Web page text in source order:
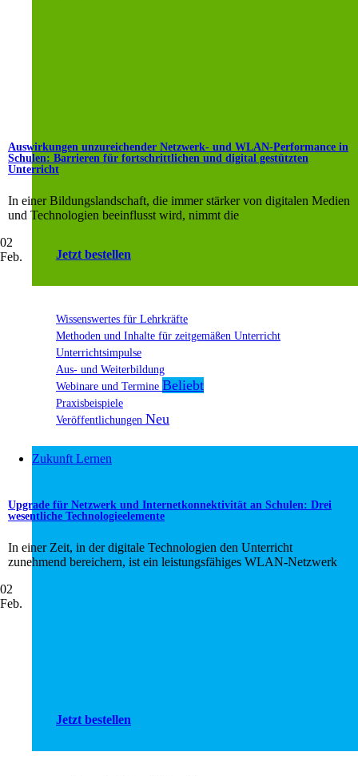
Jetzt bestellen
Wissenswertes für Lehrkräfte
Methoden und Inhalte für zeitgemäßen Unterricht
Unterrichtsimpulse
Aus- und Weiterbildung
Webinare und Termine
Praxisbeispiele
Veröffentlichungen
Zukunft Lernen
Jetzt bestellen
Auswirkungen unzureichender Netzwerk- und WLAN-Performance in
Schulen: Barrieren für fortschrittlichen und digital gestützten
Unterricht
In einer Bildungslandschaft, die immer stärker von digitalen Medien
und Technologien beeinflusst wird, nimmt die
02
Feb.
Upgrade für Netzwerk und Internetkonnektivität an Schulen: Drei
wesentliche Technologieelemente
In einer Zeit, in der digitale Technologien den Unterricht
zunehmend bereichern, ist ein leistungsfähiges WLAN-Netzwerk
02
Feb.